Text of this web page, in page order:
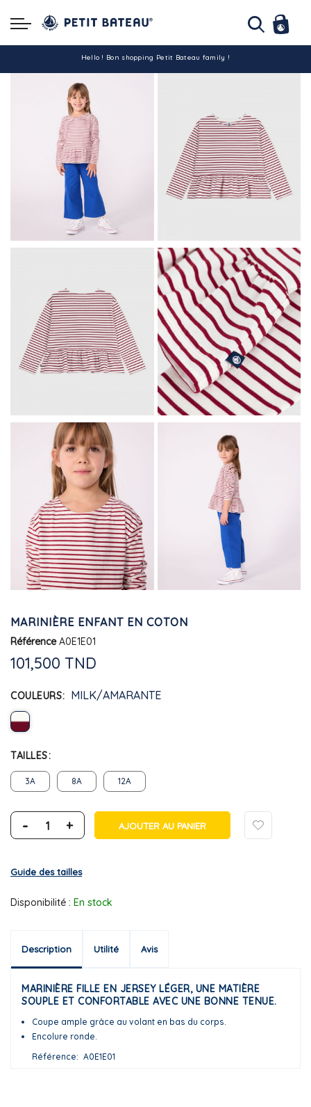
Hello ! Bon shopping Petit Bateau family !
La livraison est assurée partout en Tunisie !
-10% pour tout paiement par carte bancaire (hors promo)
MARINIÈRE ENFANT EN COTON
Référence A0E1E01
101,500 TND
COULEURS MILK/AMARANTE
TAILLES
3A 8A 12A
- + AJOUTER AU PANIER
Guide des tailles
Disponibilité : En stock
Description Utilité Avis
MARINIÈRE FILLE EN JERSEY LÉGER, UNE MATIÈRE
SOUPLE ET CONFORTABLE AVEC UNE BONNE TENUE.
Coupe ample grâce au volant en bas du corps.
Encolure ronde.
Référence
A0E1E01